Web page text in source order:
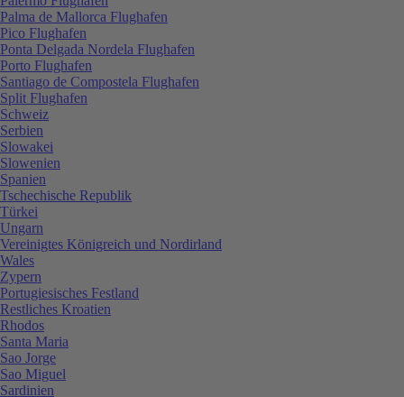
Palma de Mallorca Flughafen
Pico Flughafen
Ponta Delgada Nordela Flughafen
Porto Flughafen
Santiago de Compostela Flughafen
Split Flughafen
Schweiz
Serbien
Slowakei
Slowenien
Spanien
Tschechische Republik
Türkei
Ungarn
Vereinigtes Königreich und Nordirland
Wales
Zypern
Portugiesisches Festland
Restliches Kroatien
Rhodos
Santa Maria
Sao Jorge
Sao Miguel
Sardinien